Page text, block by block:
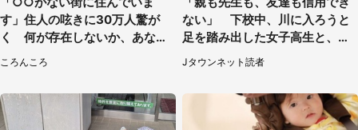
す」住人の呟きに30万人驚が
く 何が存在しないか、あなた
はわかる？
ころんころ
ない」 下校中、川に入ろうと
足を踏み出した女子高生と、彼
女を止めた予想外の存在
Jタウンネット読者